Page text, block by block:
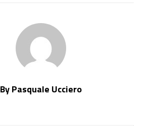
By Pasquale Ucciero